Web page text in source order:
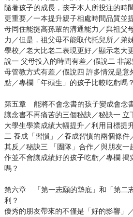
隨著孩子的成長，孩子本人所投注的時
更重要／一本提升親子相處時間品質並
母同住能提高孫輩的溝通能力／與祖父
力／但是，祖父母不能取代托兒所／弟
學校／老大比老二表現更好／顯示老大
說一 父母投入的時間有差／假說二 非
母管教方式有差／假說四 許多情況是意
點／專欄「年頭生」的孩子比較吃虧嗎？
第五章 能將不會念書的孩子變成會念
讓念書不再痛苦的三個秘訣／秘訣一 立
大學生學業成績大幅提升／利用目標提
二 養成「習慣」／養成習慣的兩個條
其反／秘訣三 「團隊」合作／與朋友一
作並不會讓成績好的孩子吃虧／專欄 揭
嗎？
第六章 「第一志願的墊底」和「第二
利？
優秀的朋友帶來的不僅是「好的影響」